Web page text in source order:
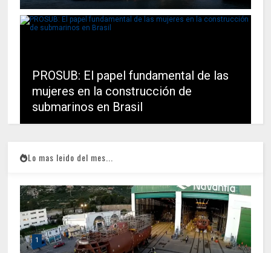
PROSUB: El papel fundamental de las
mujeres en la construcción de
submarinos en Brasil
Lo mas leido del mes...
1